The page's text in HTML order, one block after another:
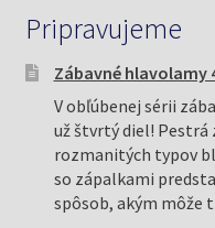
Pripravujeme
Zábavné hlavolamy
V obľúbenej sérii
už štvrtý diel! Pestrá
rozmanitých typov
so zápalkami
spôsob, akým môže